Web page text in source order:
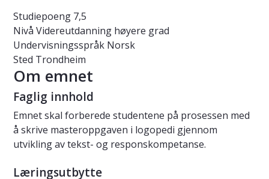
Studiepoeng 7,5
Nivå Videreutdanning høyere grad
Undervisningsspråk Norsk
Sted Trondheim
Om emnet
Faglig innhold
Emnet skal forberede studentene på prosessen med
å skrive masteroppgaven i logopedi gjennom
utvikling av tekst- og responskompetanse.
Læringsutbytte